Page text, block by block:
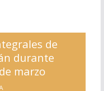
de
durante
marzo